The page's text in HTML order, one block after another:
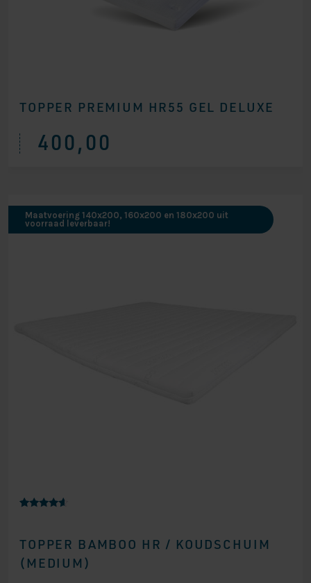
TOPPER PREMIUM HR55 GEL DELUXE
400,00
op 5
gebaseerd
op
klantbeoor
TOPPER BAMBOO HR / KOUDSCHUIM
(MEDIUM)
Maatvoering 140x200, 160x200 en 180x200 uit
voorraad leverbaar!